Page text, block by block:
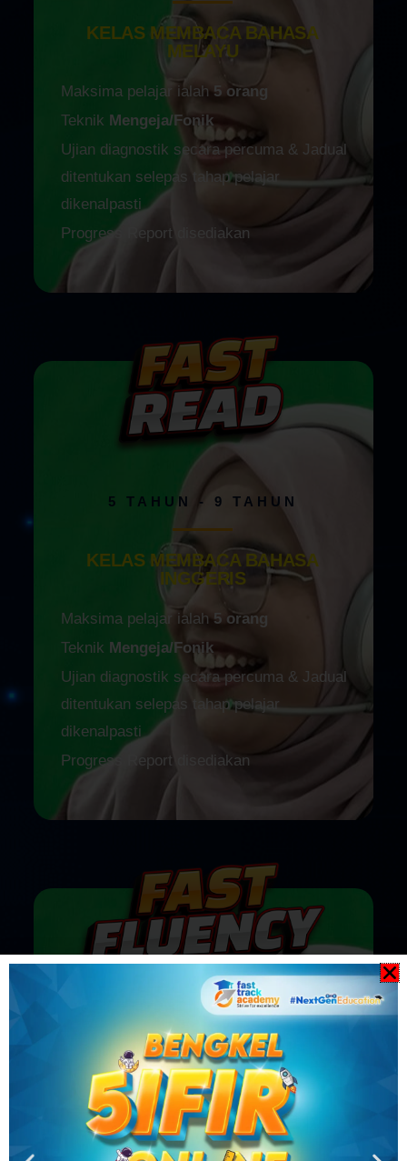
KELAS MEMBACA BAHASA
MELAYU
Maksima pelajar ialah5 orang
Teknik Mengeja/Fonik
Ujian diagnostik secara percuma & Jadual
ditentukan selepas tahap pelajar
dikenalpasti
Progress Report disediakan
5 TAHUN - 9 TAHUN
KELAS MEMBACA BAHASA
INGGERIS
Maksima pelajar ialah5 orang
Teknik Mengeja/Fonik
Ujian diagnostik secara percuma & Jadual
ditentukan selepas tahap pelajar
dikenalpasti
Progress Report disediakan
7 TAHUN - 12 TAHUN
KELAS KOMUNIKASI BAHASA
INGGERIS
Placement Test dijalankan secara percuma